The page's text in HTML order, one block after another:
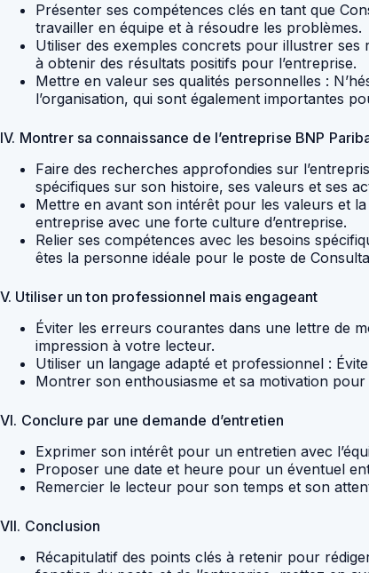
Présenter ses compétences clés en tant que
travailler en équipe et à résoudre les problèmes.
Utiliser des exemples concrets pour illustrer ses
à obtenir des résultats positifs pour l’entreprise.
Mettre en valeur ses qualités personnelles :
l’organisation, qui sont également importantes
IV. Montrer sa connaissance de l’entreprise BNP
Faire des recherches approfondies sur
spécifiques sur son histoire, ses valeurs et ses
Mettre en avant son intérêt pour les valeurs et
entreprise avec une forte culture d’entreprise.
Relier ses compétences avec les besoins
êtes la personne idéale pour le poste de
V. Utiliser un ton professionnel mais engageant
Éviter les erreurs courantes dans une lettre de
impression à votre lecteur.
Utiliser un langage adapté et professionnel :
Montrer son enthousiasme et sa motivation
VI. Conclure par une demande d’entretien
Exprimer son intérêt pour un entretien avec
Proposer une date et heure pour un éventuel
Remercier le lecteur pour son temps et son
VII. Conclusion
Récapitulatif des points clés à retenir pour